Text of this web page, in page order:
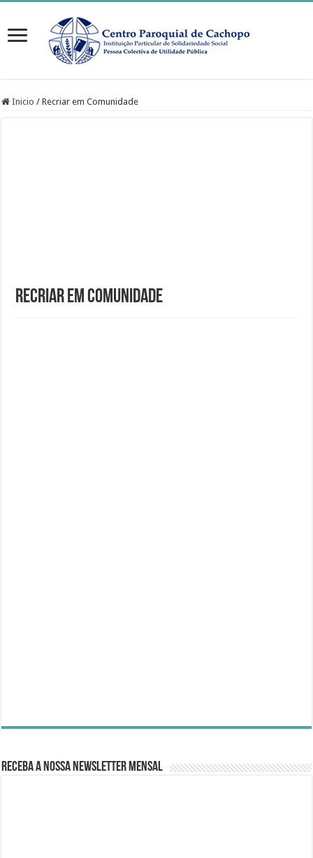
Inicio / Recriar em Comunidade
Recriar em Comunidade
Receba a nossa Newsletter Mensal